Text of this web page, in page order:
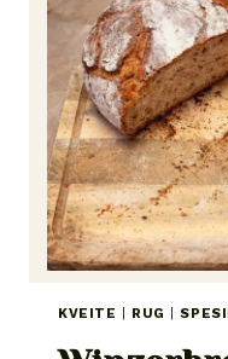
KVEITE RUG |